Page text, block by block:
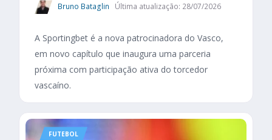
Bruno Bataglin Última atualização: 28/07/2026
A Sportingbet é a nova patrocinadora do Vasco,
em novo capítulo que inaugura uma parceria
próxima com participação ativa do torcedor
vascaíno.
FUTEBOL